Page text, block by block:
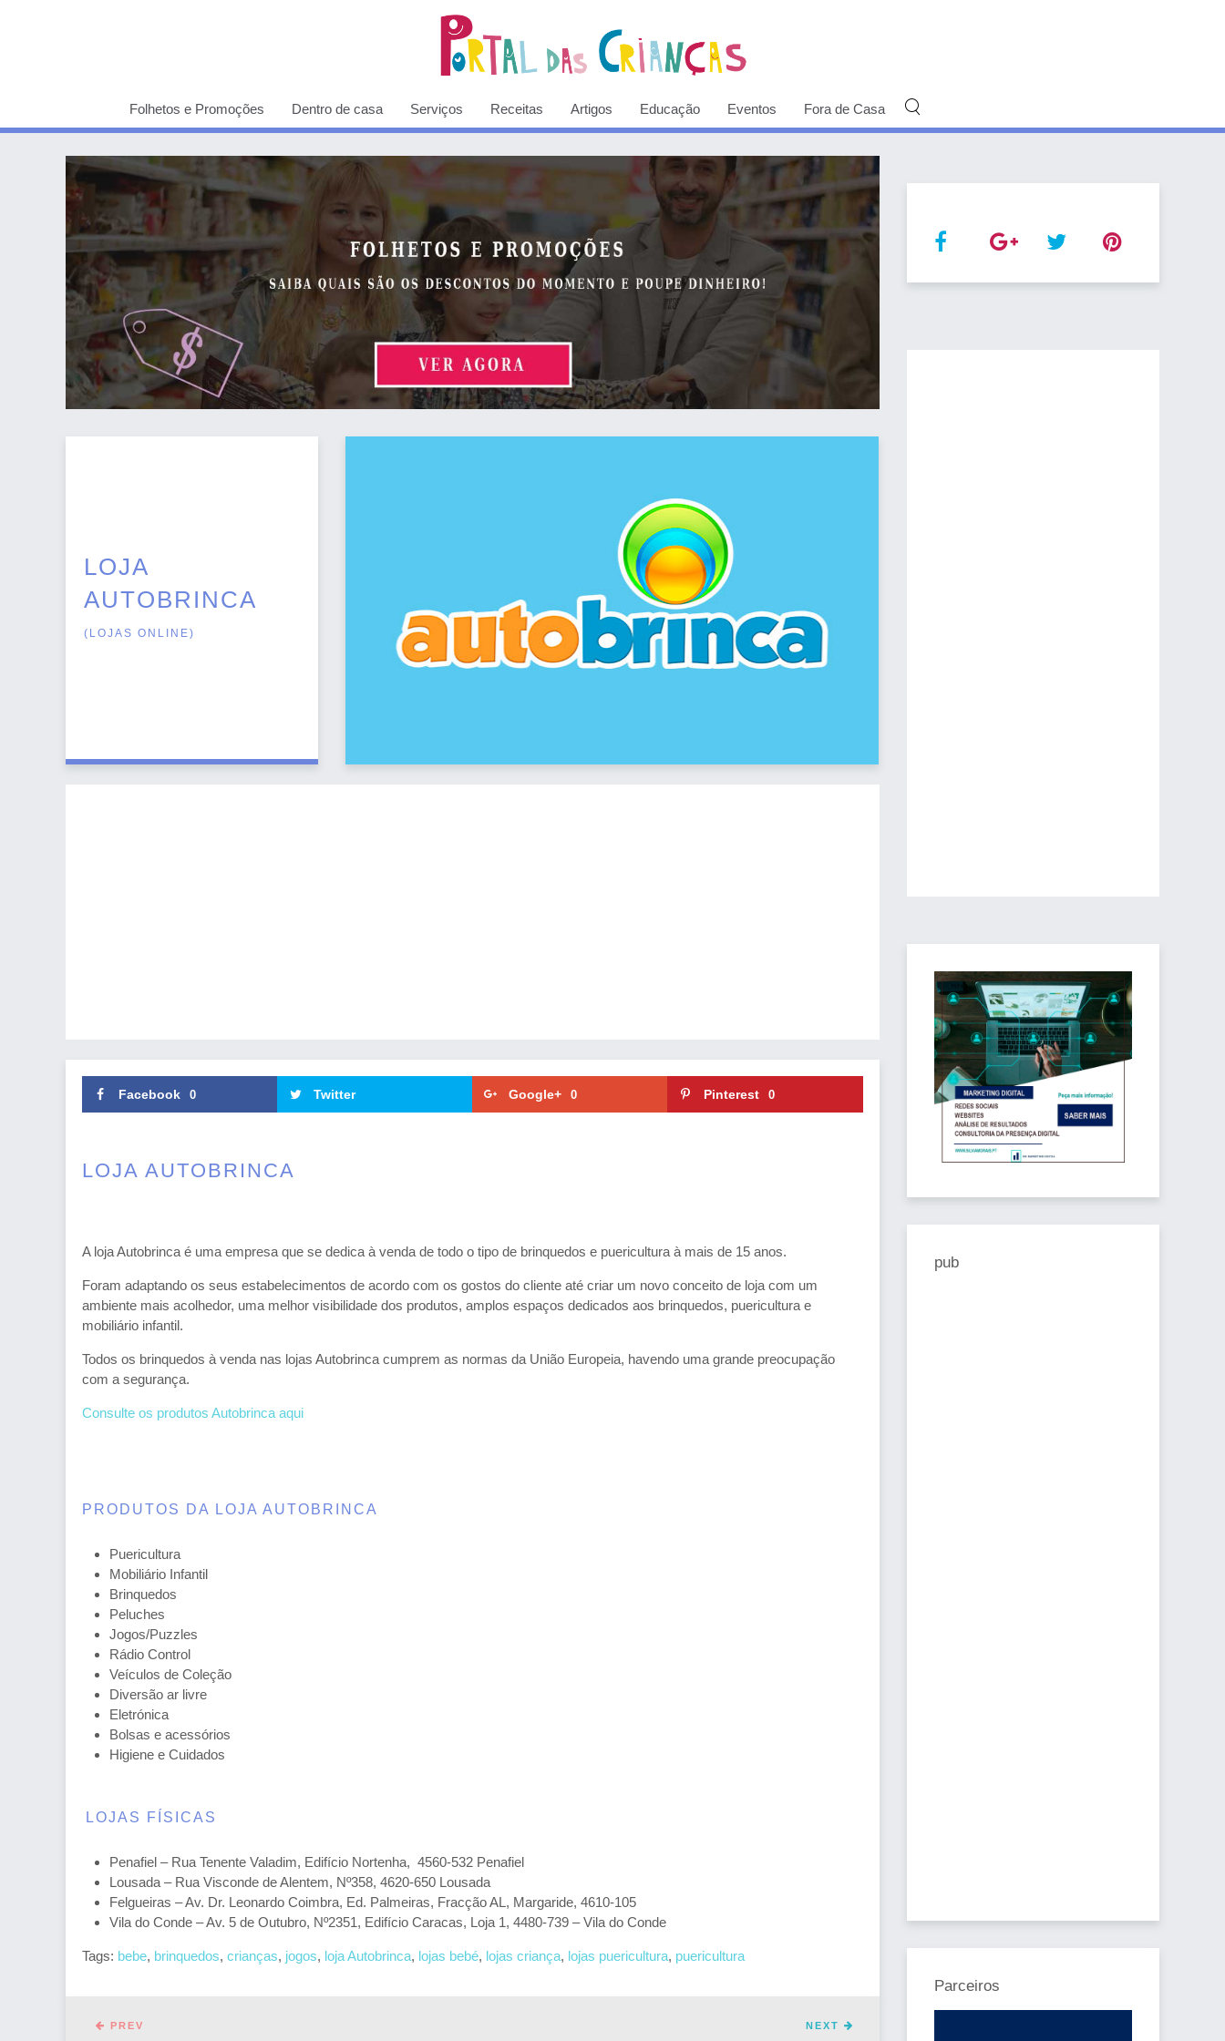
Folhetos e Promoções Dentro de casa Serviços Receitas Artigos Educação Eventos Fora de Casa
LOJA
AUTOBRINCA
( LOJAS ONLINE)
Facebook 0 Twitter Google+ 0 Pinterest 0
LOJA AUTOBRINCA
A loja Autobrinca é uma empresa que se dedica à venda de todo o tipo de brinquedos e puericultura à mais de 15 anos.
Foram adaptando os seus estabelecimentos de acordo com os gostos do cliente até criar um novo conceito de loja com um
ambiente mais acolhedor, uma melhor visibilidade dos produtos, amplos espaços dedicados aos brinquedos, puericultura e
mobiliário infantil.
Todos os brinquedos à venda nas lojas Autobrinca cumprem as normas da União Europeia, havendo uma grande preocupação
com a segurança.
Consulte os produtos Autobrinca aqui
PRODUTOS DA LOJA AUTOBRINCA
Puericultura
Mobiliário Infantil
Brinquedos
Peluches
Jogos/Puzzles
Rádio Control
Veículos de Coleção
Diversão ar livre
Eletrónica
Bolsas e acessórios
Higiene e Cuidados
LOJAS FÍSICAS
Penafiel – Rua Tenente Valadim, Edifício Nortenha, 4560-532 Penafiel
Lousada – Rua Visconde de Alentem, Nº358, 4620-650 Lousada
Felgueiras – Av. Dr. Leonardo Coimbra, Ed. Palmeiras, Fracção AL, Margaride, 4610-105
Vila do Conde – Av. 5 de Outubro, Nº2351, Edifício Caracas, Loja 1, 4480-739 – Vila do Conde
Tags: bebe, brinquedos, crianças, jogos, loja Autobrinca, lojas bebé, lojas criança, lojas puericultura, puericultura
NEXT
PREV
pub
Parceiros